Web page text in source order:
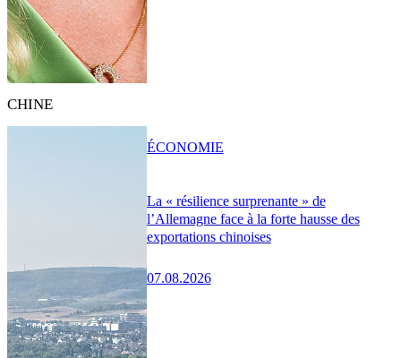
CHINE
La « résilience surprenante » de
l’Allemagne face à la forte hausse des
exportations chinoises
07.08.2026
ÉCONOMIE